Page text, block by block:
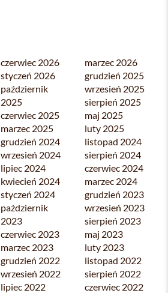
czerwiec 2026
marzec 2026
styczeń 2026
grudzień 2025
październik
2025
wrzesień 2025
sierpień 2025
czerwiec 2025
maj 2025
marzec 2025
luty 2025
grudzień 2024
listopad 2024
wrzesień 2024
sierpień 2024
lipiec 2024
czerwiec 2024
kwiecień 2024
marzec 2024
styczeń 2024
grudzień 2023
październik
2023
wrzesień 2023
sierpień 2023
czerwiec 2023
maj 2023
marzec 2023
luty 2023
grudzień 2022
listopad 2022
wrzesień 2022
sierpień 2022
lipiec 2022
czerwiec 2022